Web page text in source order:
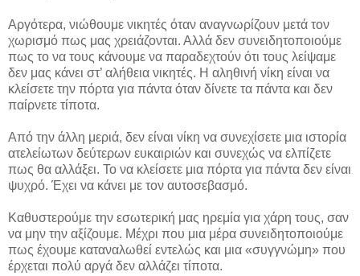
Αργότερα, νιώθουμε νικητές όταν αναγνωρίζουν μετά τον
χωρισμό πως μας χρειάζονται. Αλλά δεν συνειδητοποιούμε
πως το να τους κάνουμε να παραδεχτούν ότι τους λείψαμε
δεν μας κάνει στ’ αλήθεια νικητές. Η αληθινή νίκη είναι να
κλείσετε την πόρτα για πάντα όταν δίνετε τα πάντα και δεν
παίρνετε τίποτα.
Από την άλλη μεριά, δεν είναι νίκη να συνεχίσετε μια ιστορία
ατελείωτων δεύτερων ευκαιριών και συνεχώς να ελπίζετε
πως θα αλλάξει. Το να κλείσετε μια πόρτα για πάντα δεν είναι
ψυχρό. Έχει να κάνει με τον αυτοσεβασμό.
Καθυστερούμε την εσωτερική μας ηρεμία για χάρη τους, σαν
να μην την αξίζουμε. Μέχρι που μια μέρα συνειδητοποιούμε
πως έχουμε καταναλωθεί εντελώς και μια «συγγνώμη» που
έρχεται πολύ αργά δεν αλλάζει τίποτα.